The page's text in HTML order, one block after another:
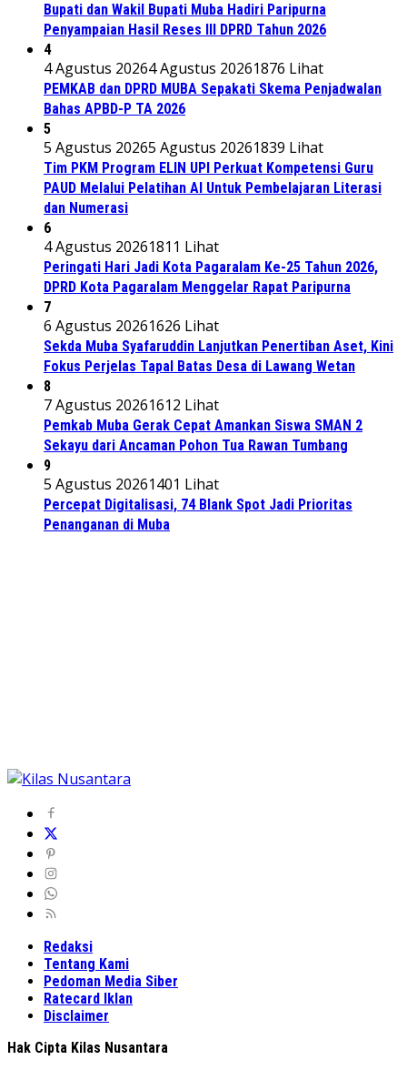
Bupati dan Wakil Bupati Muba Hadiri Paripurna
Penyampaian Hasil Reses III DPRD Tahun 2026
4
4 Agustus 20264 Agustus 20261876 Lihat
PEMKAB dan DPRD MUBA Sepakati Skema Penjadwalan
Bahas APBD-P TA 2026
5
5 Agustus 20265 Agustus 20261839 Lihat
Tim PKM Program ELIN UPI Perkuat Kompetensi Guru
PAUD Melalui Pelatihan AI Untuk Pembelajaran Literasi
dan Numerasi
6
4 Agustus 20261811 Lihat
Peringati Hari Jadi Kota Pagaralam Ke-25 Tahun 2026,
DPRD Kota Pagaralam Menggelar Rapat Paripurna
7
6 Agustus 20261626 Lihat
Sekda Muba Syafaruddin Lanjutkan Penertiban Aset, Kini
Fokus Perjelas Tapal Batas Desa di Lawang Wetan
8
7 Agustus 20261612 Lihat
Pemkab Muba Gerak Cepat Amankan Siswa SMAN 2
Sekayu dari Ancaman Pohon Tua Rawan Tumbang
9
5 Agustus 20261401 Lihat
Percepat Digitalisasi, 74 Blank Spot Jadi Prioritas
Penanganan di Muba
Redaksi
Tentang Kami
Pedoman Media Siber
Ratecard Iklan
Disclaimer
Hak Cipta Kilas Nusantara